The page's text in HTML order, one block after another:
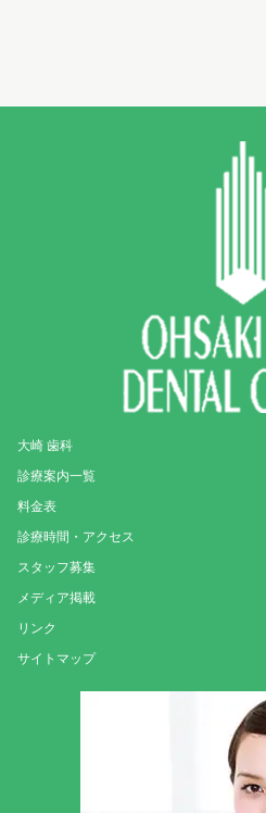
大崎 歯科
診療案内一覧
料金表
診療時間・アクセス
スタッフ募集
メディア掲載
リンク
サイトマップ